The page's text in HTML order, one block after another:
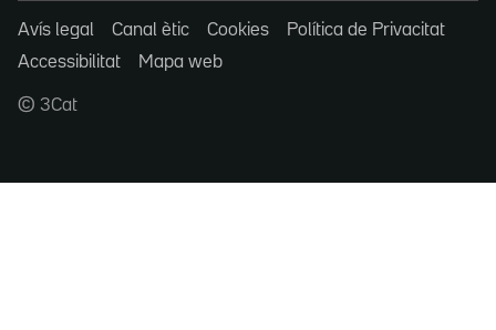
Avís legal Canal ètic Cookies
Política de Privacitat
Accessibilitat
Mapa web
© 3Cat